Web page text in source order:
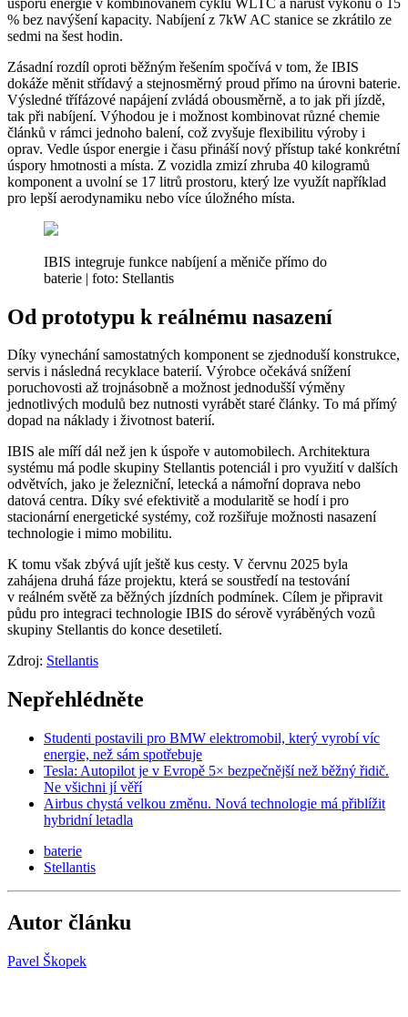
% bez navýšení kapacity. Nabíjení z 7kW AC stanice se zkrátilo ze
sedmi na šest hodin.
Zásadní rozdíl oproti běžným řešením spočívá v tom, že IBIS
dokáže měnit střídavý a stejnosměrný proud přímo na úrovni baterie.
Výsledné třífázové napájení zvládá obousměrně, a to jak při jízdě,
tak při nabíjení. Výhodou je i možnost kombinovat různé chemie
článků v rámci jednoho balení, což zvyšuje flexibilitu výroby i
oprav. Vedle úspor energie i času přináší nový přístup také konkrétní
úspory hmotnosti a místa. Z vozidla zmizí zhruba 40 kilogramů
komponent a uvolní se 17 litrů prostoru, který lze využít například
pro lepší aerodynamiku nebo více úložného místa.
IBIS integruje funkce nabíjení a měniče přímo do
baterie | foto: Stellantis
Od prototypu k reálnému nasazení
Díky vynechání samostatných komponent se zjednoduší konstrukce,
servis i následná recyklace baterií. Výrobce očekává snížení
poruchovosti až trojnásobně a možnost jednodušší výměny
jednotlivých modulů bez nutnosti vyrábět staré články. To má přímý
dopad na náklady i životnost baterií.
IBIS ale míří dál než jen k úspoře v automobilech. Architektura
systému má podle skupiny Stellantis potenciál i pro využití v dalších
odvětvích, jako je železniční, letecká a námořní doprava nebo
datová centra. Díky své efektivitě a modularitě se hodí i pro
stacionární energetické systémy, což rozšiřuje možnosti nasazení
technologie i mimo mobilitu.
K tomu však zbývá ujít ještě kus cesty. V červnu 2025 byla
zahájena druhá fáze projektu, která se soustředí na testování
v reálném světě za běžných jízdních podmínek. Cílem je připravit
půdu pro integraci technologie IBIS do sérově vyráběných vozů
skupiny Stellantis do konce desetiletí.
Zdroj: Stellantis
Nepřehlédněte
Studenti postavili pro BMW elektromobil, který vyrobí víc
energie, než sám spotřebuje
Tesla: Autopilot je v Evropě 5× bezpečnější než běžný řidič.
Ne všichni jí věří
Airbus chystá velkou změnu. Nová technologie má přiblížit
hybridní letadla
baterie
Stellantis
Autor článku
Pavel Škopek